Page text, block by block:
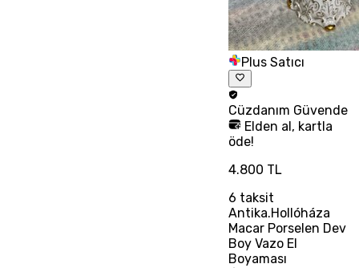
Plus Satıcı
Cüzdanım Güvende
Elden al, kartla
öde!
4.800 TL
6 taksit
Antika.Hollóháza
Macar Porselen Dev
Boy Vazo El
Boyaması